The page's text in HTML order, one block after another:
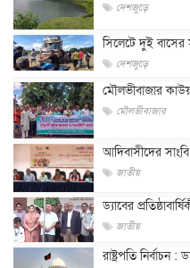
দেশজুড়ে
সিলেটে দুই বাসের
দেশজুড়ে
মৌলভীবাজার
মৌলভীবাজার
আদিবাসীদের
জাতীয়
ড্যাবের
জাতীয়
রাষ্ট্রপতি